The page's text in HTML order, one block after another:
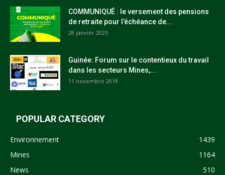
COMMUNIQUÉ : le versement des pensions
de retraite pour l’échéance de...
28 janvier 2025
Guinée: Forum sur le contentieux du travail
dans les secteurs Mines,...
11 novembre 2019
POPULAR CATEGORY
Environnement
1439
Mines
1164
News
510